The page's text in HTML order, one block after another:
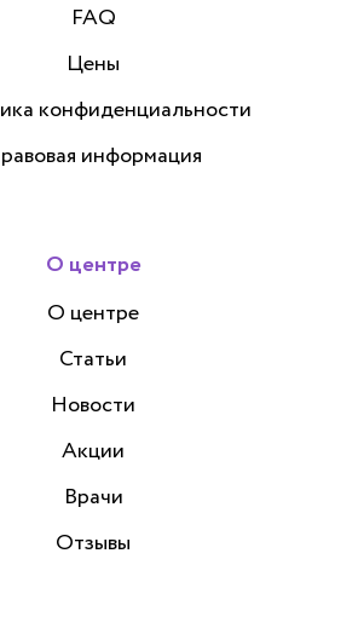
FAQ
Цены
конфиденциальности
информация
О центре
О центре
Статьи
Новости
Акции
Врачи
Отзывы